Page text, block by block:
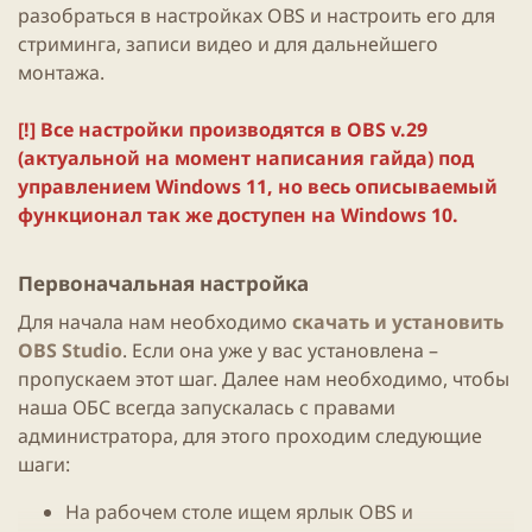
разобраться в настройках OBS и настроить его для
стриминга, записи видео и для дальнейшего
монтажа.
[!] Все настройки производятся в OBS v.29
(актуальной на момент написания гайда) под
управлением Windows 11, но весь описываемый
функционал так же доступен на Windows 10.
Первоначальная настройка​
Для начала нам необходимо скачать и установить
OBS Studio. Если она уже у вас установлена –
пропускаем этот шаг. Далее нам необходимо, чтобы
наша ОБС всегда запускалась с правами
администратора, для этого проходим следующие
шаги:
На рабочем столе ищем ярлык OBS и